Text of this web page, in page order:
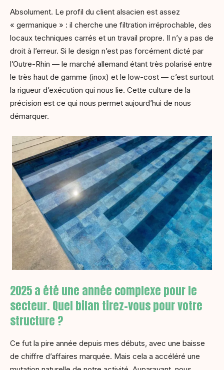
Absolument. Le profil du client alsacien est assez
« germanique » : il cherche une filtration irréprochable, des
locaux techniques carrés et un travail propre. Il n’y a pas de
droit à l’erreur. Si le design n’est pas forcément dicté par
l’Outre-Rhin — le marché allemand étant très polarisé entre
le très haut de gamme (inox) et le low-cost — c’est surtout
la rigueur d’exécution qui nous lie. Cette culture de la
précision est ce qui nous permet aujourd’hui de nous
démarquer.
2025 a été une année complexe pour le
secteur. Quel bilan tirez-vous pour votre
structure ?
Ce fut la pire année depuis mes débuts, avec une baisse
de chiffre d’affaires marquée. Mais cela a accéléré une